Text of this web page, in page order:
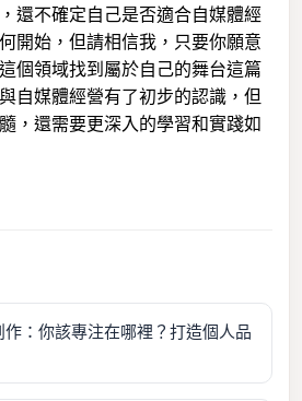
還不確定自己是否適合自媒體經
開始，但請相信我，只要你願意
個領域找到屬於自己的舞台這篇
自媒體經營有了初步的認識，但
，還需要更深入的學習和實踐如
：你該專注在哪裡？打造個人品